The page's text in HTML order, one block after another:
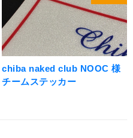
chiba naked club NOOC 様
チームステッカー